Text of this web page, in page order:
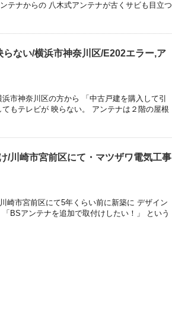
テナからの 八木式アンテナが古くサビも目立つ
ない/横浜市神奈川区/E202エラー,ア
市神奈川区の方から 「中古戸建を購入して引
もテレビが 映らない。 アンテナは２階の屋根
/川崎市宮前区にて・マツザワ電気工事
市宮前区にて5年くらい前に新築に デザイン
BSアンテナを追加で取付けしたい！」 という